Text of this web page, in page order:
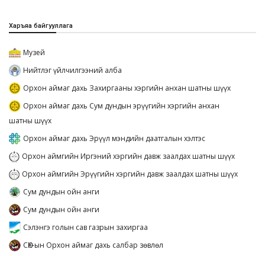
Харъяа байгууллага
Музей
Нийтлэг үйлчилгээний алба
Орхон аймаг дахь Захиргааны хэргийн анхан шатны шүүх
Орхон аймаг дахь Сум дундын эрүүгийн хэргийн анхан
шатны шүүх
Орхон аймаг дахь Эрүүл мэндийн даатгалын хэлтэс
Орхон аймгийн Иргэний хэргийн давж заалдах шатны шүүх
Орхон аймгийн Эрүүгийн хэргийн давж заалдах шатны шүүх
Сум дундын ойн анги
Сум дундын ойн анги
Сэлэнгэ голын сав газрын захиргаа
СӨХ-ын Орхон аймаг дахь салбар зөвлөл